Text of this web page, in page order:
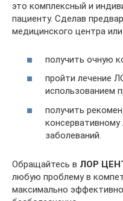
это комплексный и
пациенту. Сделав
медицинского центра
получить очную
пройти лечение
использованием
получить
заболеваний.
Обращайтесь в ЛОР
любую проблему в
максимально